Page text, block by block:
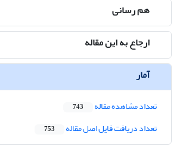
هم رسانی
ارجاع به این مقاله
آمار
تعداد مشاهده مقاله 743
تعداد دریافت فایل اصل مقاله 753